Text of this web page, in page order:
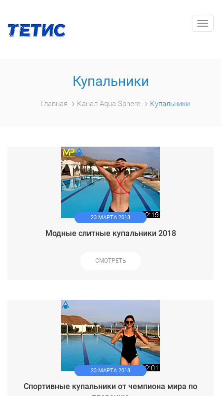
Купальники
Главная Канал Aqua Sphere Купальники
23 МАРТА 2018
Модные слитные купальники 2018
СМОТРЕТЬ
23 МАРТА 2018
Спортивные купальники от чемпиона мира по